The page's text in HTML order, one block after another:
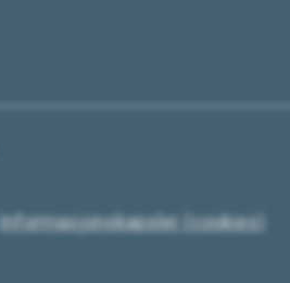
Informasjonskapsler (cookies)